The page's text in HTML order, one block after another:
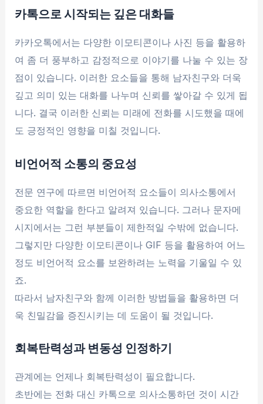
카톡으로 시작되는 깊은 대화들
카카오톡에서는 다양한 이모티콘이나 사진 등을 활용하
여 좀 더 풍부하고 감정적으로 이야기를 나눌 수 있는 장
점이 있습니다. 이러한 요소들을 통해 남자친구와 더욱
깊고 의미 있는 대화를 나누며 신뢰를 쌓아갈 수 있게 됩
니다. 결국 이러한 신뢰는 미래에 전화를 시도했을 때에
도 긍정적인 영향을 미칠 것입니다.
비언어적 소통의 중요성
전문 연구에 따르면 비언어적 요소들이 의사소통에서
중요한 역할을 한다고 알려져 있습니다. 그러나 문자메
시지에서는 그런 부분들이 제한적일 수밖에 없습니다.
그렇지만 다양한 이모티콘이나 GIF 등을 활용하여 어느
정도 비언어적 요소를 보완하려는 노력을 기울일 수 있
죠.
따라서 남자친구와 함께 이러한 방법들을 활용하면 더
욱 친밀감을 증진시키는 데 도움이 될 것입니다.
회복탄력성과 변동성 인정하기
관계에는 언제나 회복탄력성이 필요합니다.
초반에는 전화 대신 카톡으로 의사소통하던 것이 시간